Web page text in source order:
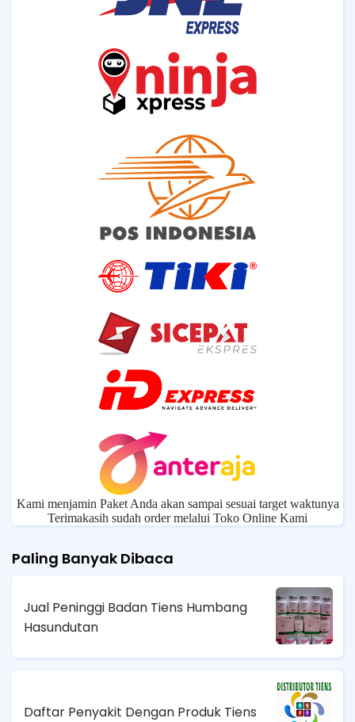
Kami menjamin Paket Anda akan sampai sesuai target waktunya
Terimakasih sudah order melalui Toko Online Kami
Paling Banyak Dibaca
Jual Peninggi Badan Tiens Humbang
Hasundutan
Daftar Penyakit Dengan Produk Tiens